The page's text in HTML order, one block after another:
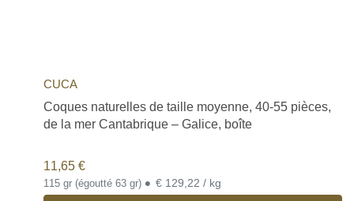
CUCA
Coques naturelles de taille moyenne, 40-55 pièces,
de la mer Cantabrique – Galice, boîte
11,65 €
115 gr (égoutté 63 gr) • € 129,22 / kg